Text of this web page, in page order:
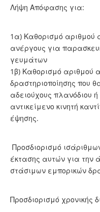
Λήψη Απόφασης για:
1α) Καθορισμό αριθμού
ανέργους για
γευμάτων
1β) Καθορισμό αριθμού
δραστηριοποίησης που
αδειούχους πλανόδιου
αντικείμενο κινητή
έψησης.
Προσδιορισμό
έκτασης αυτών για την
στάσιμων εμπορικών
Προσδιορισμό χρονικής